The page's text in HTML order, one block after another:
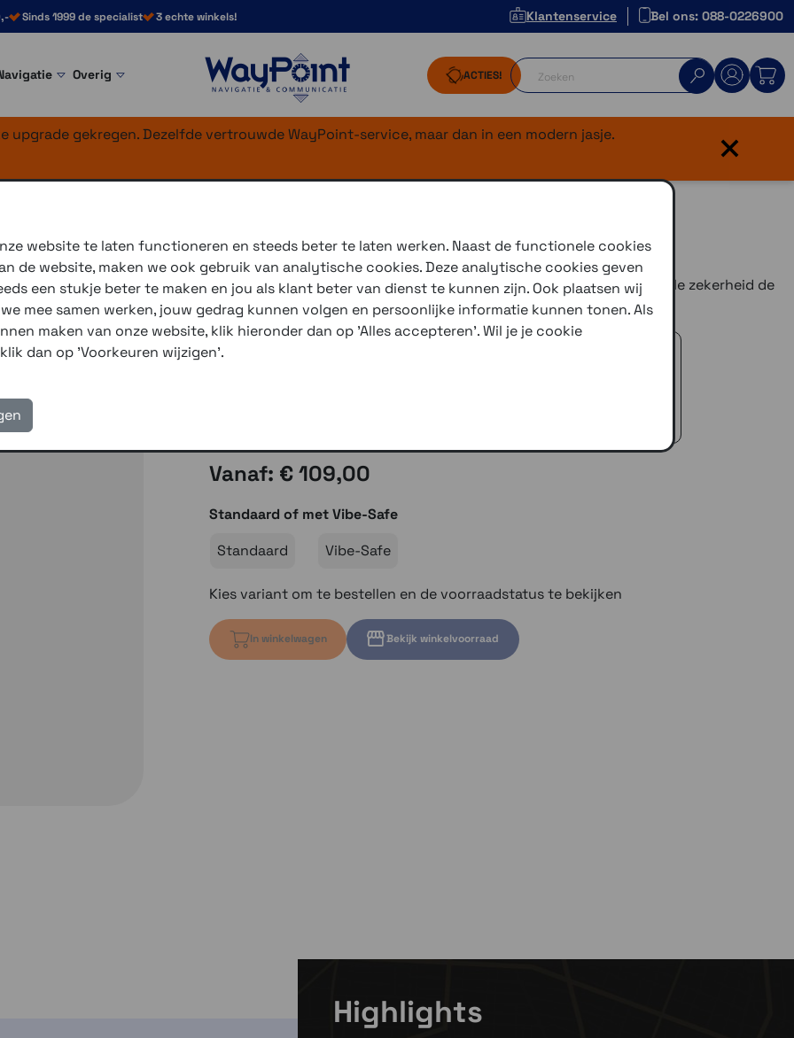
Sinds 1999 de specialist 3 echte winkels! Klantenservice Bel ons: 088-0226900
Overig ACTIES!
gekregen. Dezelfde vertrouwde WayPoint-service, maar dan in een modern jasje.
×
Grip Pro XL
In deze houder gaat je telefoon geen kant meer op, kies voor maximale zekerheid de
varaint met de Vibe trillingsdemper.
3 winkels voor uitleg en advies!
Vanaf: € 109,00
Standaard of met Vibe-Safe
Standaard
Vibe-Safe
Kies variant om te bestellen en de voorraadstatus te bekijken
In winkelwagen Bekijk winkelvoorraad
Highlights
website te laten functioneren en steeds beter te laten werken. Naast de functionele cookies
de website, maken we ook gebruik van analytische cookies. Deze analytische cookies geven
een stukje beter te maken en jou als klant beter van dienst te kunnen zijn. Ook plaatsen wij
mee samen werken, jouw gedrag kunnen volgen en persoonlijke informatie kunnen tonen. Als
maken van onze website, klik hieronder dan op 'Alles accepteren'. Wil je je cookie
dan op 'Voorkeuren wijzigen'.